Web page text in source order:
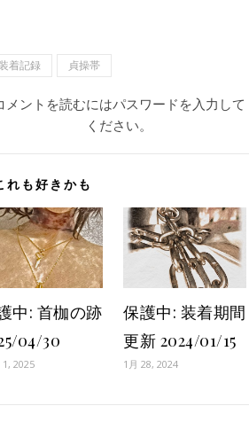
着記録 貞操帯
メントを読むにはパスワードを入力して
ください。
れも好きかも
中: 首枷の跡
04/30
1, 2025
保護中: 装着期間
更新 2024/01/15
1月 28, 2024